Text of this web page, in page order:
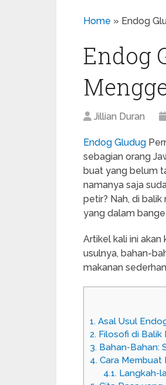
Home » Endog
Endog
Jillian Duran
Endog Gludug
sebagian orang
buat yang belum
namanya saja
petir? Nah, di
yang dalam
Artikel kali ini
usulnya, bahan-
makanan
1. Asal Usul
2. Filosofi di Balik
3. Bahan-Bahan:
4. Cara Membuat
4.1.Langkah-